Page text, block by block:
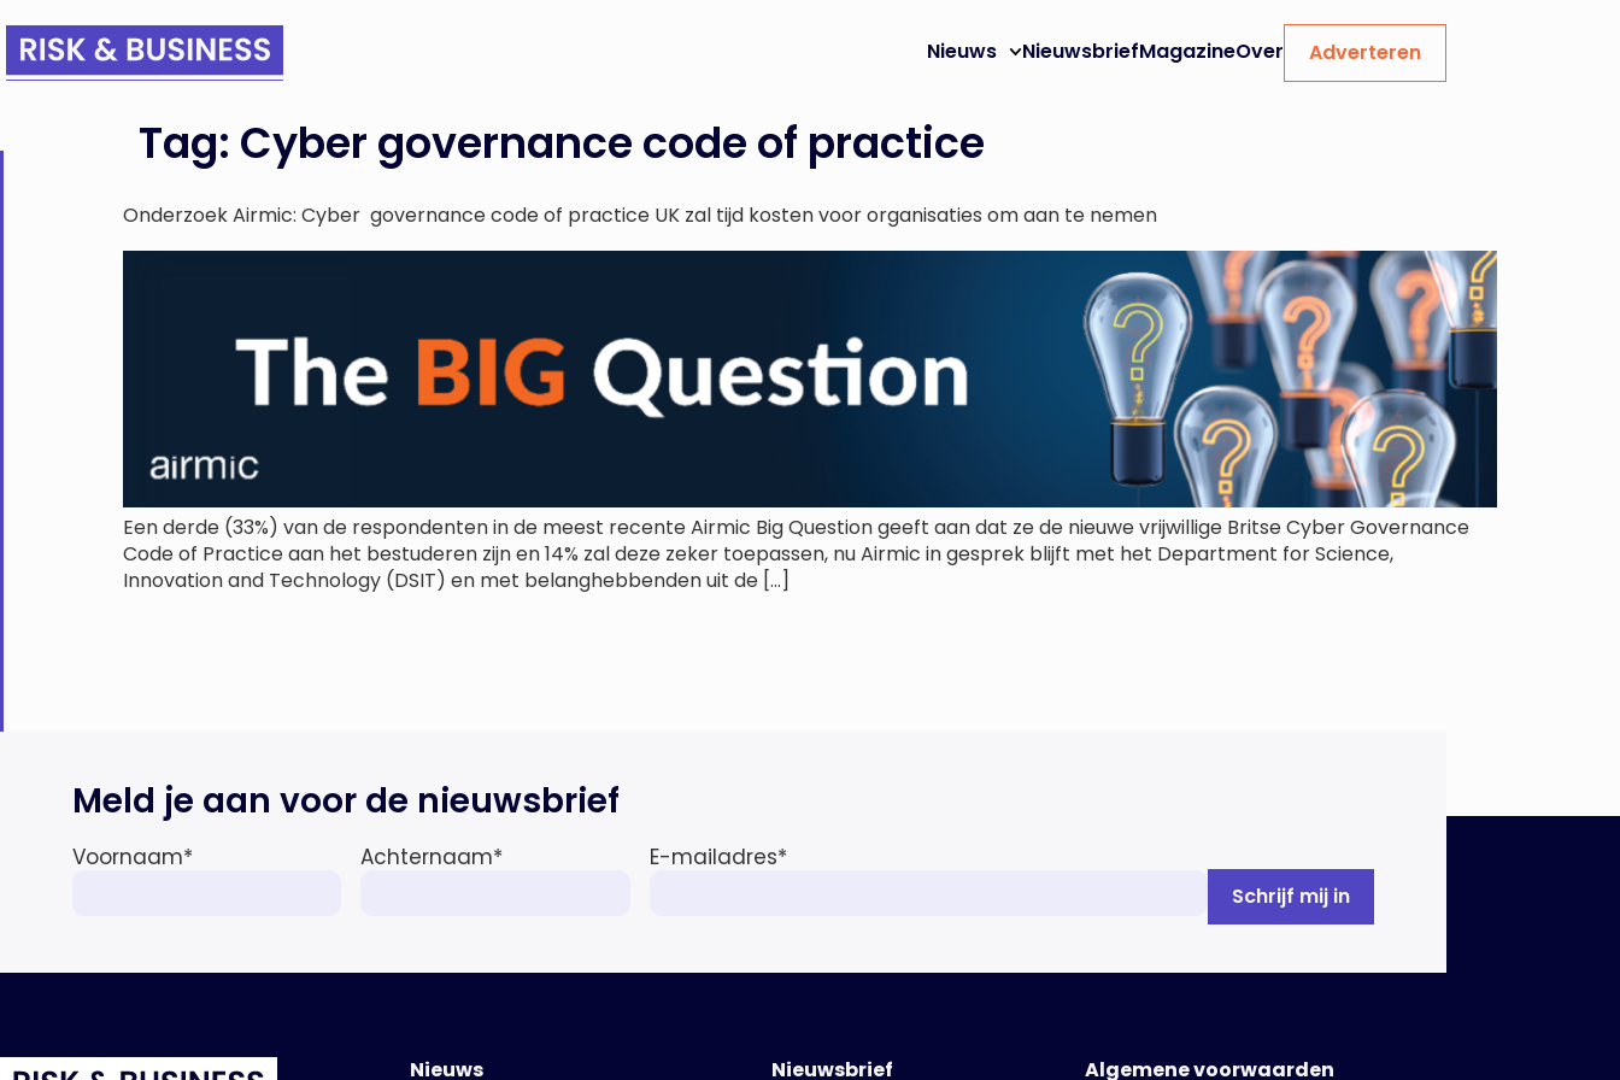
Nieuws NieuwsbriefMagazineOver Adverteren
Tag: Cyber governance code of practice
Onderzoek Airmic: Cyber governance code of practice UK zal tijd kosten voor organisaties om aan te nemen
Een derde (33%) van de respondenten in de meest recente Airmic Big Question geeft aan dat ze de nieuwe vrijwillige Britse Cyber Governance
Code of Practice aan het bestuderen zijn en 14% zal deze zeker toepassen, nu Airmic in gesprek blijft met het Department for Science,
Innovation and Technology (DSIT) en met belanghebbenden uit de […]
Meld je aan voor de nieuwsbrief
Voornaam* Achternaam* E-mailadres*
Nieuws Nieuwsbrief Algemene voorwaarden